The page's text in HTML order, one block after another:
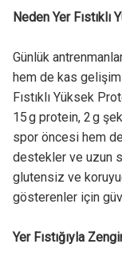
Neden Yer
Günlük
hem de kas
Fıstıklı Yüksek
15 g protein, 2 g
spor öncesi hem
destekler ve uzun
glutensiz ve
gösterenler için
Yer Fıstığıyla